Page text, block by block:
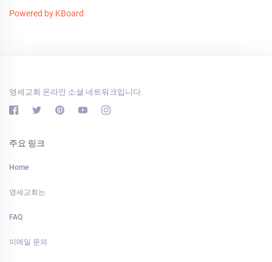
Powered by KBoard
영세교회 온라인 소셜 네트워크입니다.
주요 링크
Home
영세교회는
FAQ
이메일 문의